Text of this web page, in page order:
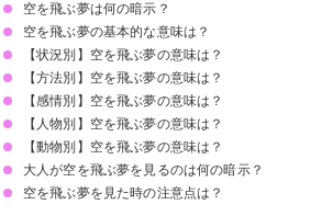
空を飛ぶ夢は何の暗示？
空を飛ぶ夢の基本的な意味は？
①成長したいという気持ちの表れ
②自由になりたい気持ちの暗示
③性的欲求の高まり
よく見る場合は束縛から解放されたい
状況によって意味が決まる
【状況別】空を飛ぶ夢の意味は？
空をうまく飛べない夢【凶夢】
自分の意思で空を飛ぶ夢【吉夢】
低空飛行で空を飛ぶ夢【凶夢】
空を飛んで逃げる夢【警告夢】
ピーターパンみたいに空を飛ぶ夢【吉夢】
猛スピードで空を飛ぶ夢【警告夢】
ジャンプして空を飛ぶ夢【吉夢】
自由自在に空を飛ぶ夢【吉夢】
誰かと空を飛ぶ夢【吉夢】
リアルな空を飛ぶ夢【吉夢】
海の上で空を飛ぶ夢【吉夢】
危険な場所を飛ぶ夢【警告夢】
空を高く飛ぶ夢【吉夢】
空を飛んで落ちる夢【凶夢】
空を飛んで着陸できない夢【警告夢】
空を飛んで高い場所に着陸する夢【吉夢】
飛ぼうとしても飛べない夢【警告夢】
遅いスピードで空を飛ぶ夢【凶夢】
闘うために空を飛ぶ夢【警告夢】
空を飛ぶのを邪魔される夢【警告夢】
【方法別】空を飛ぶ夢の意味は？
ほうきで空を飛ぶ夢【吉夢】
バイクで空を飛ぶ夢【吉夢】
風船で空を飛ぶ夢【警告夢】
飛行機で空を飛ぶ夢【吉夢】
傘で空を飛ぶ夢【吉夢】
平泳ぎで空を飛ぶ夢【吉夢】
自転車で空を飛ぶ夢【吉夢】
車で空を飛ぶ夢【吉夢】
電車で空を飛ぶ夢【吉夢】
絨毯で空を飛ぶ夢【吉夢】
羽で空を飛ぶ夢【吉夢】
【感情別】空を飛ぶ夢の意味は？
空を飛んで気持ちいい夢【吉夢】
空を飛んで怖い夢【警告夢】
空を飛んで楽しい夢【吉夢】
【人物別】空を飛ぶ夢の意味は？
他人・知らない人が空を飛ぶ夢【吉夢】
友達が空を飛ぶ夢【吉夢】
恋人が空を飛ぶ夢【吉夢】
家族が空を飛ぶ夢【吉夢】
上司が空を飛ぶ夢【吉夢】
【動物別】空を飛ぶ夢の意味は？
犬が空を飛ぶ夢【吉夢】
龍が空を飛ぶ夢【吉夢】
金魚が空を飛ぶ夢【吉夢】
イルカが空を飛ぶ夢【吉夢】
ペンギンが空を飛ぶ夢【吉夢】
亀が空を飛ぶ夢【吉夢】
ペガサスが空を飛ぶ夢【吉夢】
猫が空を飛ぶ夢【吉夢】
クジラが空を飛ぶ夢【吉夢】
蛇が空を飛ぶ夢【吉夢】
大人が空を飛ぶ夢を見るのは何の暗示？
向上心の高まりを暗示
空を飛ぶ夢を見た時の注意点は？